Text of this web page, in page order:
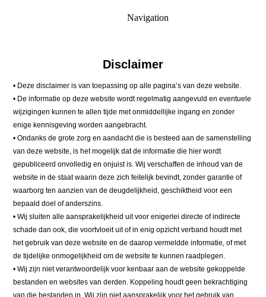
Navigation
Disclaimer
• Deze disclaimer is van toepassing op alle pagina’s van deze website.
• De informatie op deze website wordt regelmatig aangevuld en eventuele
wijzigingen kunnen te allen tijde met onmiddellijke ingang en zonder
enige kennisgeving worden aangebracht.
• Ondanks de grote zorg en aandacht die is besteed aan de samenstelling
van deze website, is het mogelijk dat de informatie die hier wordt
gepubliceerd onvolledig en onjuist is. Wij verschaffen de inhoud van de
website in de staat waarin deze zich feitelijk bevindt, zonder garantie of
waarborg ten aanzien van de deugdelijkheid, geschiktheid voor een
bepaald doel of anderszins.
• Wij sluiten alle aansprakelijkheid uit voor enigerlei directe of indirecte
schade dan ook, die voortvloeit uit of in enig opzicht verband houdt met
het gebruik van deze website en de daarop vermeldde informatie, of met
de tijdelijke onmogelijkheid om de website te kunnen raadplegen.
• Wij zijn niet verantwoordelijk voor kenbaar aan de website gekoppelde
bestanden en websites van derden. Koppeling houdt geen bekrachtiging
van die bestanden in. Wij zijn niet aansprakelijk voor het gebruik van